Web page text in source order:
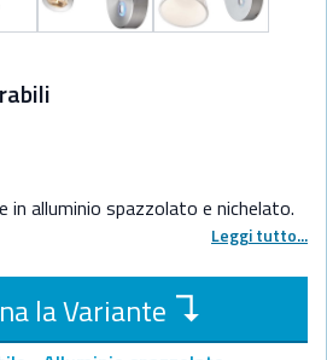
in alluminio spazzolato e nichelato.
Leggi tutto...
la Variante ↴